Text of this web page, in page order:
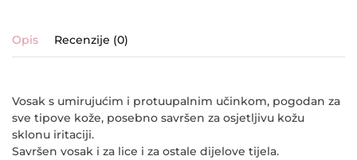
Opis Recenzije (0)
Vosak s umirujućim i protuupalnim učinkom, pogodan za
sve tipove kože, posebno savršen za osjetljivu kožu
sklonu iritaciji.
Savršen vosak i za lice i za ostale dijelove tijela.